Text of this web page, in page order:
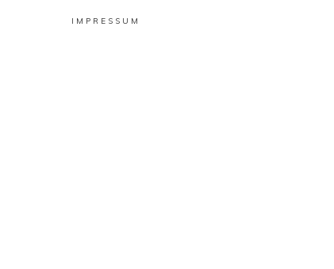
IMPRESSUM